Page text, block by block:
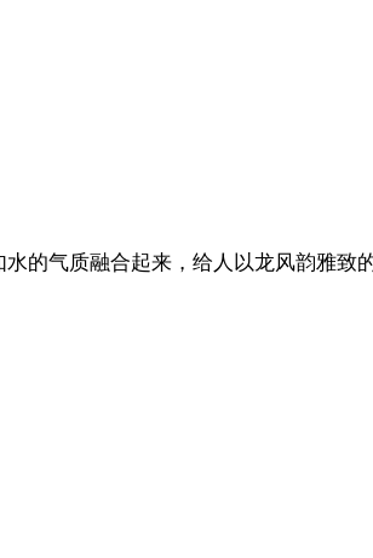
的气质融合起来，给人以龙风韵雅致